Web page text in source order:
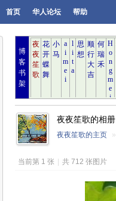
首页 华人论坛 帮助
博
客
书
架
夜夜笙歌的相
夜夜笙歌的主页 »
当前第 1 张 共 712 张图片